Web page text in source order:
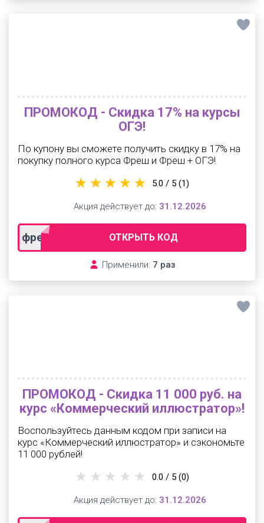
ПРОМОКОД - Скидка 17% на курсы
ОГЭ!
По купону вы сможете получить скидку в 17% на
покупку полного курса Фреш и Фреш + ОГЭ!
фреш_огэ_апрельОТКРЫТЬ КОД
Применили: 7 раз
5.0 / 5 (1)
Акция действует до: 31.12.2026
ПРОМОКОД - Скидка 11 000 руб. на
курс «Коммерческий иллюстратор»!
Воспользуйтесь данным кодом при записи на
курс «Коммерческий иллюстратор» и сэкономьте
11 000 рублей!
0.0 / 5 (0)
Акция действует до: 31.12.2026